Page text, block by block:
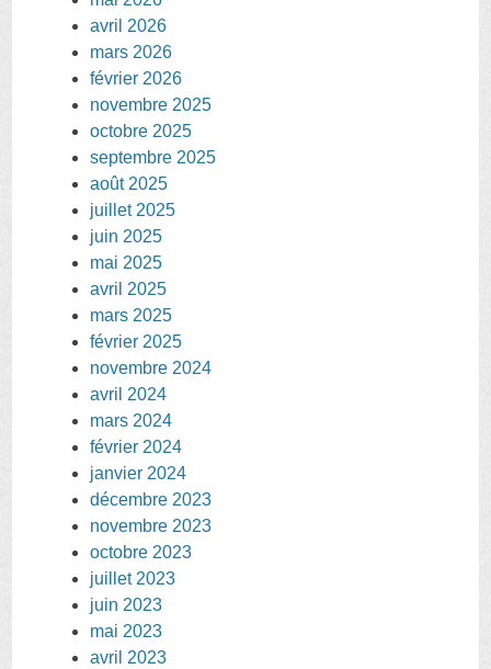
avril 2026
mars 2026
février 2026
novembre 2025
octobre 2025
septembre 2025
août 2025
juillet 2025
juin 2025
mai 2025
avril 2025
mars 2025
février 2025
novembre 2024
avril 2024
mars 2024
février 2024
janvier 2024
décembre 2023
novembre 2023
octobre 2023
juillet 2023
juin 2023
mai 2023
avril 2023